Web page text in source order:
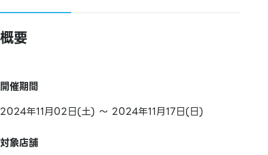
概要
開催期間
2024年11月02日(土) ～ 2024年11月17日(日)
対象店舗